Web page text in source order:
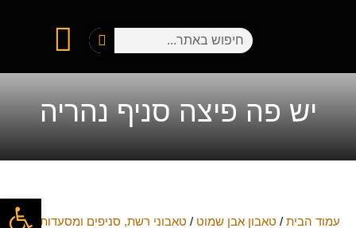
יש פה פיצה סניף נהריה
עמוד הבית / טאבון אבן שמוט / טאבוני רשת, סניפים ומסעדות